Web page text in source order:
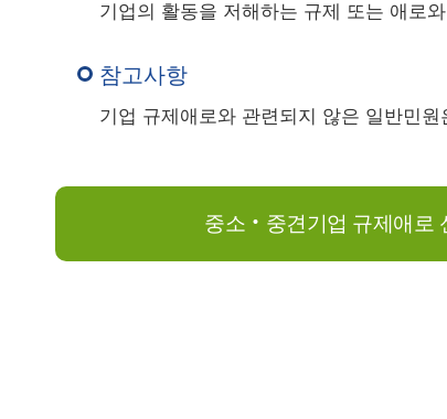
기업의 활동을 저해하는 규제 또는 애로
참고사항
기업 규제애로와 관련되지 않은 일반민
중소‧중견기업 규제애로